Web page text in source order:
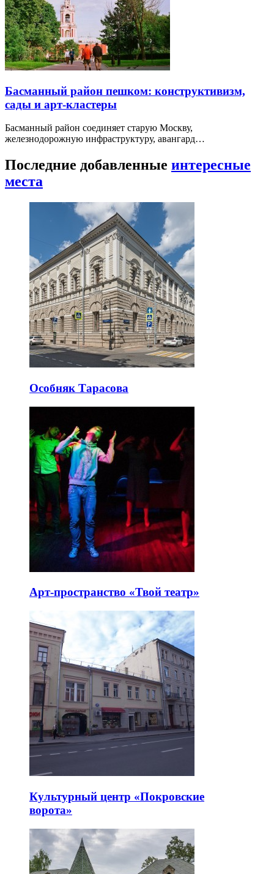
Басманный район пешком: конструктивизм,
сады и арт-кластеры
Басманный район соединяет старую Москву,
железнодорожную инфраструктуру, авангард…
Последние добавленные интересные
места
Особняк Тарасова
Арт-пространство «Твой театр»
Культурный центр «Покровские
ворота»